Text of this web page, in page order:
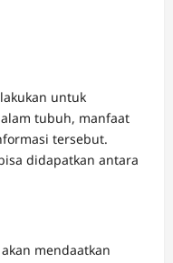
untuk
tubuh, manfaat
tersebut.
didapatkan antara
mendaatkan